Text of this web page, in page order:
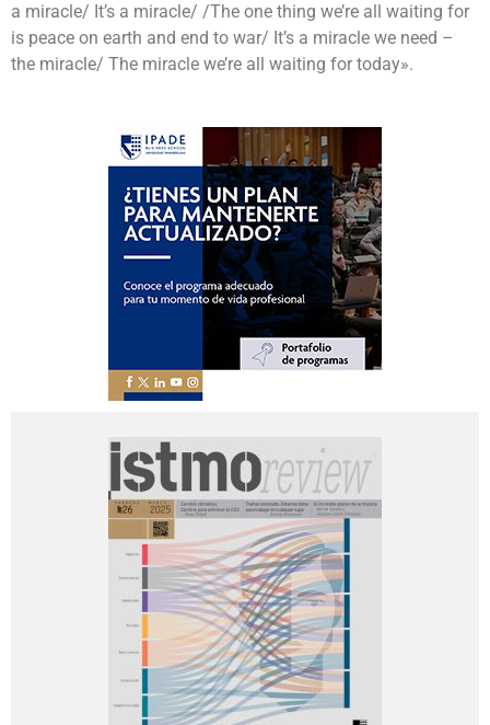
a miracle/ It’s a miracle/ /The o­ne thing we’re all waiting for
is peace o­n earth and end to war/ It’s a miracle we need –
the miracle/ The miracle we’re all waiting for today».